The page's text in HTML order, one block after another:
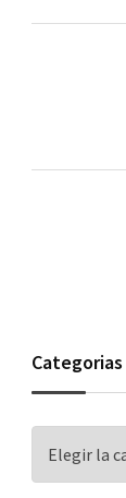
Categorias